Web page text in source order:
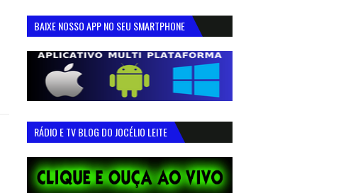
BAIXE NOSSO APP NO SEU SMARTPHONE
RÁDIO E TV BLOG DO JOCÉLIO LEITE